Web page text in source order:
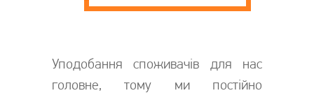
Уподобання споживачів для нас
головне, тому ми постійно